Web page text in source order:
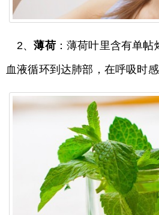
2、薄荷：薄荷叶里含有单帖
血液循环到达肺部，在呼吸时感